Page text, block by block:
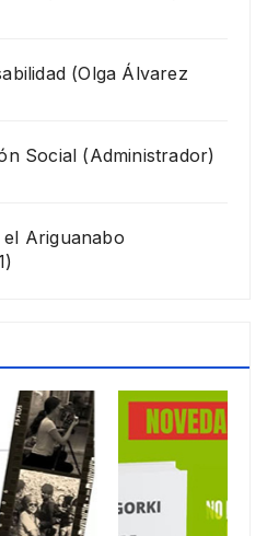
(Olga Álvarez
Social (Administrador)
Ariguanabo